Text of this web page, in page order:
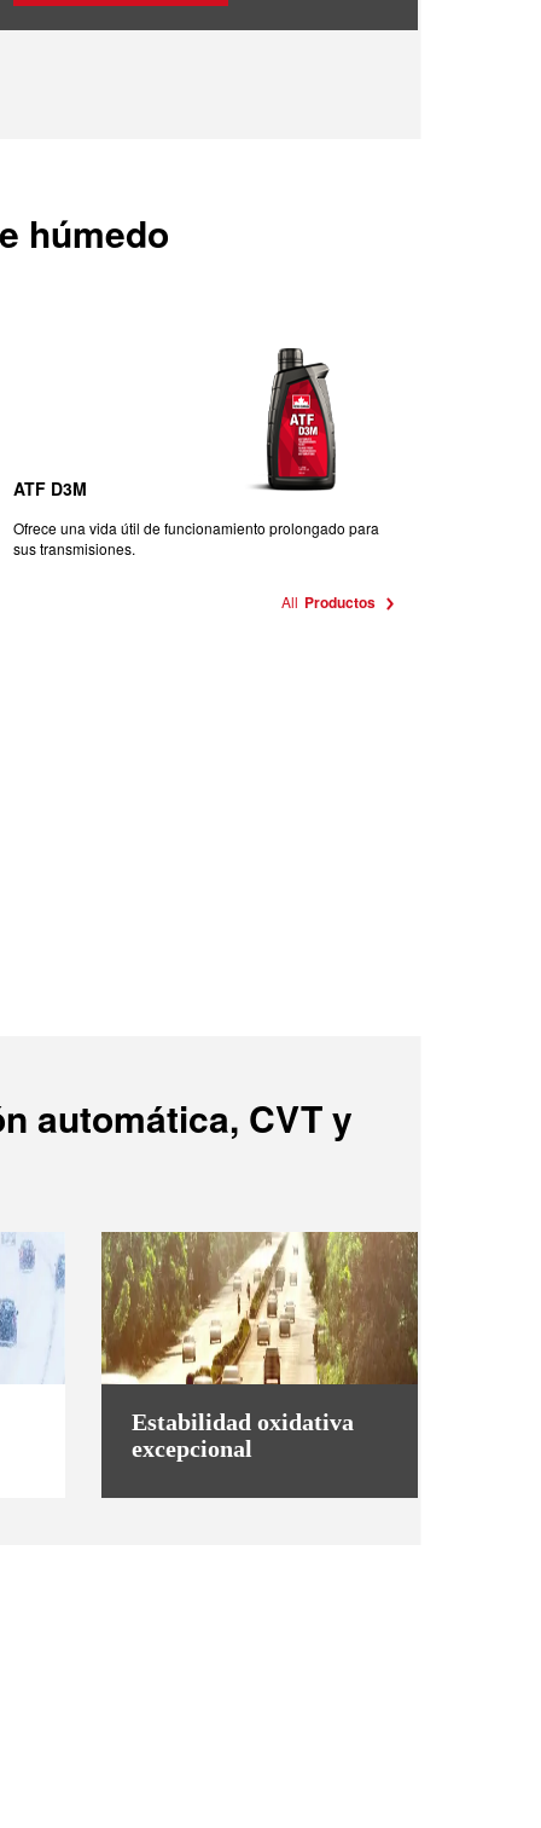
húmedo
ATF D3M
Ofrece una vida útil de funcionamiento prolongado para
sus transmisiones.
All Productos
automática, CVT y
Estabilidad oxidativa
excepcional